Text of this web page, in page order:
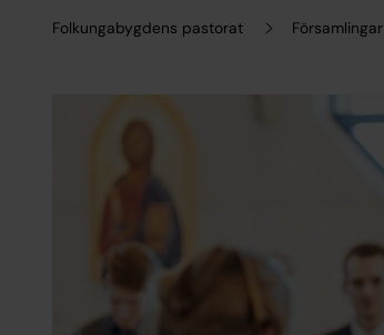
Folkungabygdens pastorat Församlingar